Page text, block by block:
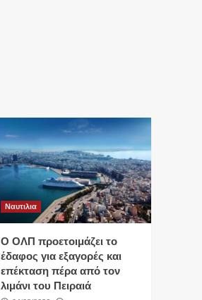
Ναυτιλια
O ΟΛΠ προετοιμάζει το
έδαφος για εξαγορές και
επέκταση πέρα από τον
λιμάνι του Πειραιά